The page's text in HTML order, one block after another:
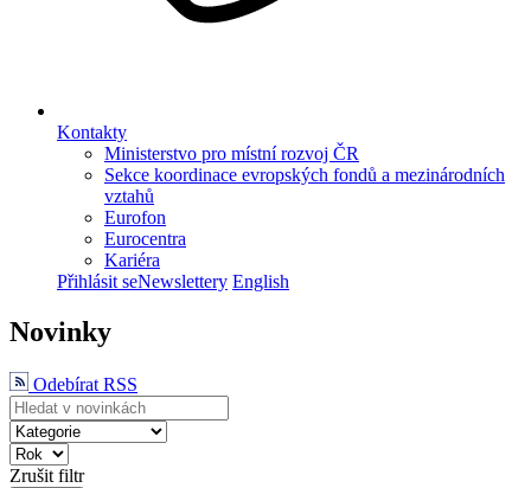
Kontakty
Ministerstvo pro místní rozvoj ČR
Sekce koordinace evropských fondů a mezinárodních
vztahů
Eurofon
Eurocentra
Kariéra
Přihlásit seNewslettery English
Novinky
Odebírat RSS
Zrušit filtr